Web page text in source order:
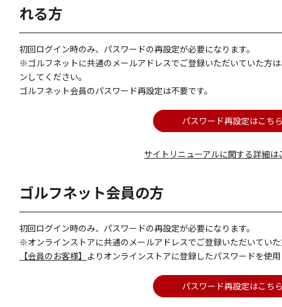
れる方
初回ログイン時のみ、パスワードの再設定が必要になります。
※ゴルフネットに共通のメールアドレスでご登録いただいていた方
ンしてください。
ゴルフネット会員のパスワード再設定は不要です。
パスワード再設定はこちら
サイトリニューアルに関する詳細
ゴルフネット会員の方
初回ログイン時のみ、パスワードの再設定が必要になります。
※オンラインストアに共通のメールアドレスでご登録いただいていた
【会員のお客様】 よりオンラインストアに登録したパスワードを使
パスワード再設定はこちら